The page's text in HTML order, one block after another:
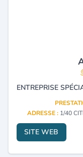
ADRESSE : 1/40
SITE WEB